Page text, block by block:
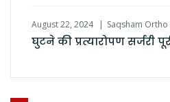
August 22, 2024 Saqsham Ortho
घुटने की प्रत्यारोपण सर्जरी